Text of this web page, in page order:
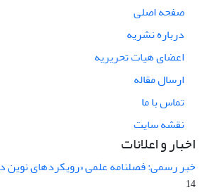
صفحه اصلی
درباره نشریه
اعضای هیات تحریریه
ارسال مقاله
تماس با ما
نقشه سایت
اخبار و اعلانات
خبر رسمی: فصلنامه علمی «رویکردهای نوین
14